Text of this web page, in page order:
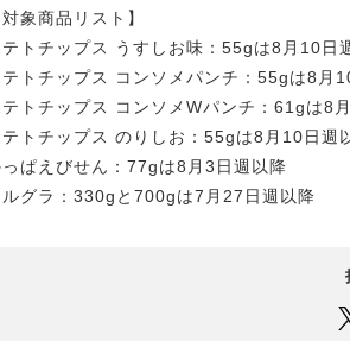
対象商品リスト】
テトチップス うすしお味：55gは8月10
テトチップス コンソメパンチ：55gは8月
テトチップス コンソメWパンチ：61gは8
テトチップス のりしお：55gは8月10日週
ぱえびせん：77gは8月3日週以降
ルグラ：330gと700gは7月27日週以降